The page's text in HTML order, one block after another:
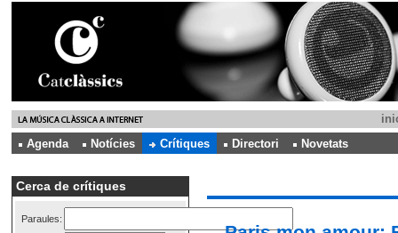
Agenda
Notícies Crítiques Directori Novetats
Cerca de crítiques
Paraules: